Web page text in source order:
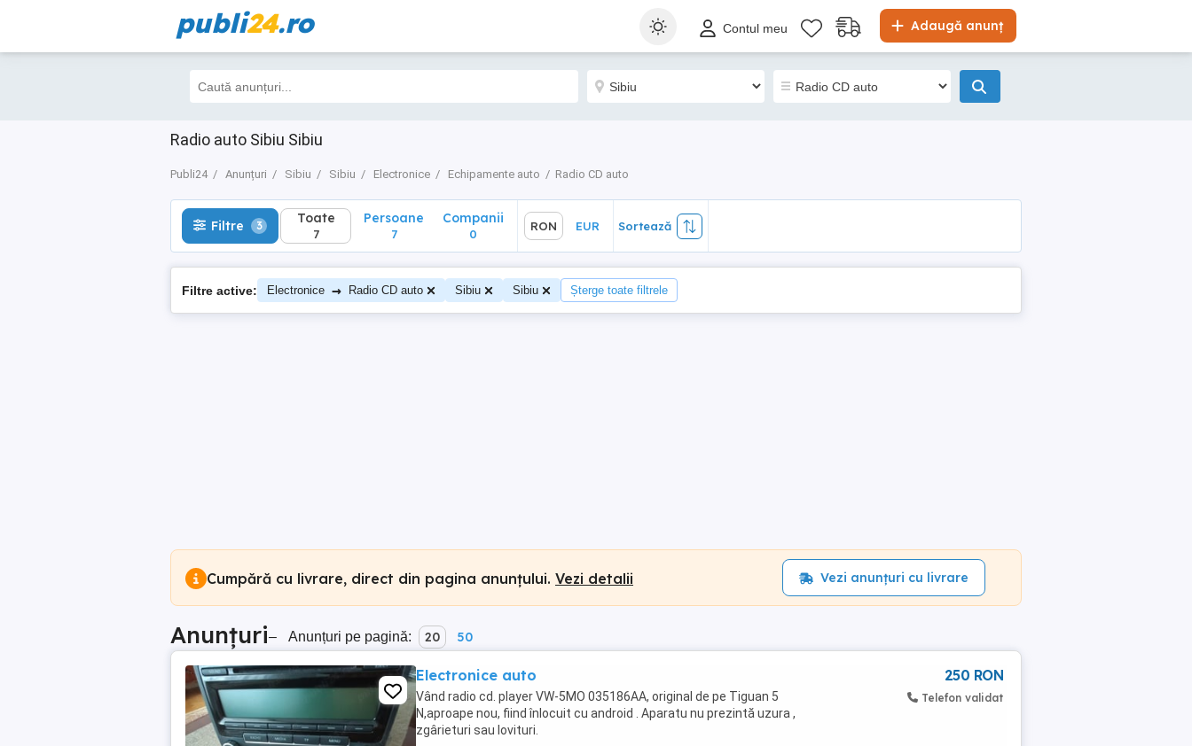
publi24.ro Adaugă anunț
Contul meu
Radio auto Sibiu Sibiu
Publi24 Anunțuri Sibiu Sibiu Electronice Echipamente auto Radio CD auto
Filtre 3 Toate
7
Sortează
Filtre 3 Toate
7
Persoane
7
Companii
0
RON EUR Sortează
Filtre active: Electronice → Radio CD auto Sibiu Sibiu Șterge toate filtrele
Cumpără cu livrare, direct din pagina anunțului. Vezi detalii Vezi anunțuri cu livrare
Anunțuri– Anunțuri pe pagină: 20 50
Electronice auto
Vând radio cd. player VW-5MO 035186AA, original de pe Tiguan 5
N,aproape nou, fiind înlocuit cu android . Aparatu nu prezintă uzura ,
zgârieturi sau lovituri.
250 RON
Telefon validat